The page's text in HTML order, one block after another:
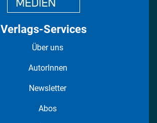
Verlags-Services
Über uns
AutorInnen
Newsletter
Abos